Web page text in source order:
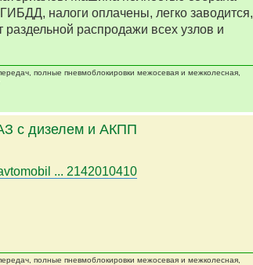
налоги оплачены, легко заводится,
распродажи всех узлов и
полные пневмоблокировки межосевая и межколесная,
с дизелем и АКПП
... 2142010410
полные пневмоблокировки межосевая и межколесная,